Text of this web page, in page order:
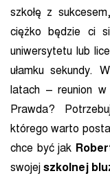
szkołę z
ciężko będzie ci
uniwersytetu lub
ułamku sekundy.
latach – reunion
Prawda?
którego warto
chce być jak
swojej szkolnej